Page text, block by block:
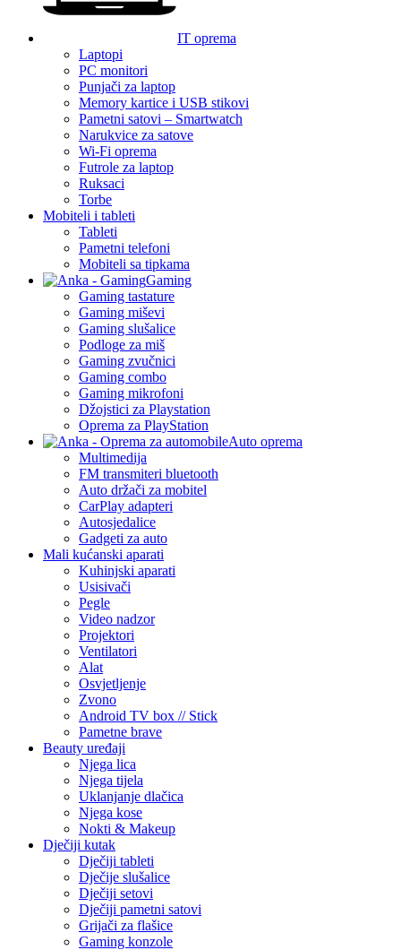
IT oprema
Laptopi
PC monitori
Punjači za laptop
Memory kartice i USB stikovi
Pametni satovi – Smartwatch
Narukvice za satove
Wi-Fi oprema
Futrole za laptop
Ruksaci
Torbe
Mobiteli i tableti
Tableti
Pametni telefoni
Mobiteli sa tipkama
Gaming
Gaming tastature
Gaming miševi
Gaming slušalice
Podloge za miš
Gaming zvučnici
Gaming combo
Gaming mikrofoni
Džojstici za Playstation
Oprema za PlayStation
Auto oprema
Multimedija
FM transmiteri bluetooth
Auto držači za mobitel
CarPlay adapteri
Autosjedalice
Gadgeti za auto
Mali kućanski aparati
Kuhinjski aparati
Usisivači
Pegle
Video nadzor
Projektori
Ventilatori
Alat
Osvjetljenje
Zvono
Android TV box // Stick
Pametne brave
Beauty uređaji
Njega lica
Njega tijela
Uklanjanje dlačica
Njega kose
Nokti & Makeup
Dječiji kutak
Dječiji tableti
Dječije slušalice
Dječiji setovi
Dječiji pametni satovi
Grijači za flašice
Gaming konzole